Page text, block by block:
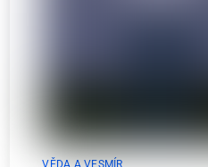
VĚDA A VESMÍR